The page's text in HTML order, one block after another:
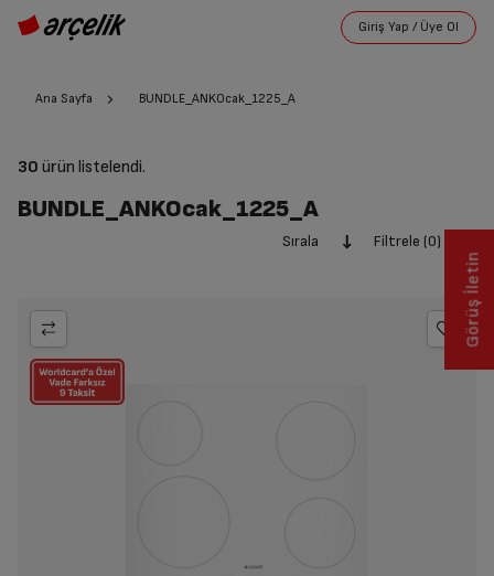
Ana Sayfa BUNDLE_ANKOcak_1225_A
30 ürün listelendi.
BUNDLE_ANKOcak_1225_A
Sırala Filtrele (0)
Görüş İletin